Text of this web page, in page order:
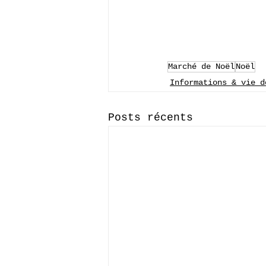
Marché de NoëlNoël
Informations & vie
Posts récents